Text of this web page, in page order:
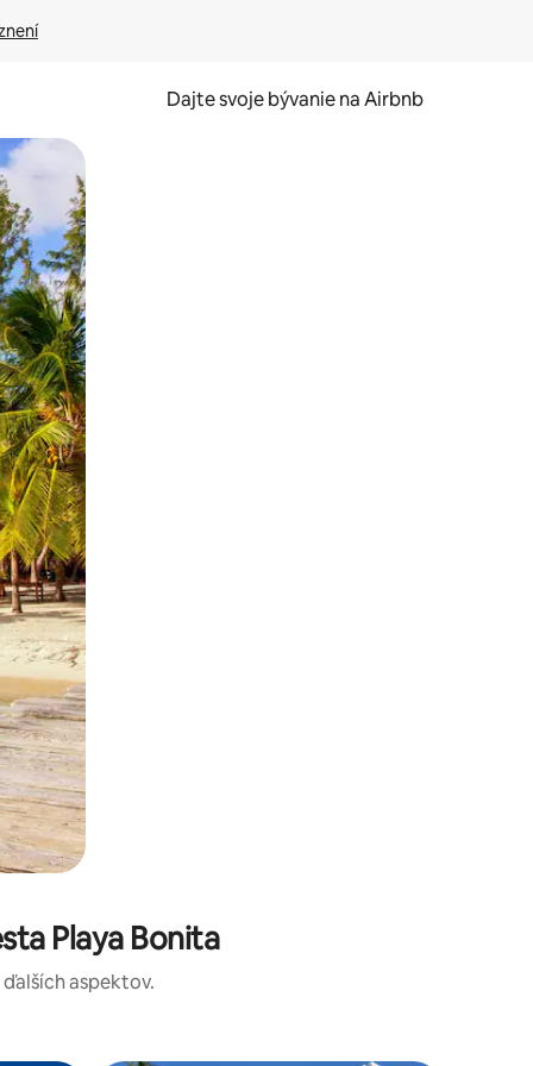
Dajte svoje bývanie na Airbnb
pomocou dotykových gest či potiahnutia prstom.
Playa Bonita
aspektov.